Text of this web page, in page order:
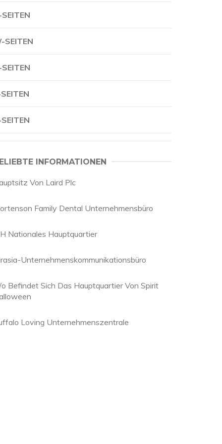
SEITEN
INFORMATIONEN
Von Laird Plc
Family Dental Unternehmensbüro
Nationales Hauptquartier
Unternehmenskommunikationsbüro
Befindet Sich Das Hauptquartier Von Spirit
Loving Unternehmenszentrale